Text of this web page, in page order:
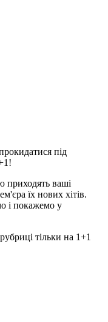
під
приходять ваші
їх нових хітів.
і покажемо у
тільки на 1+1